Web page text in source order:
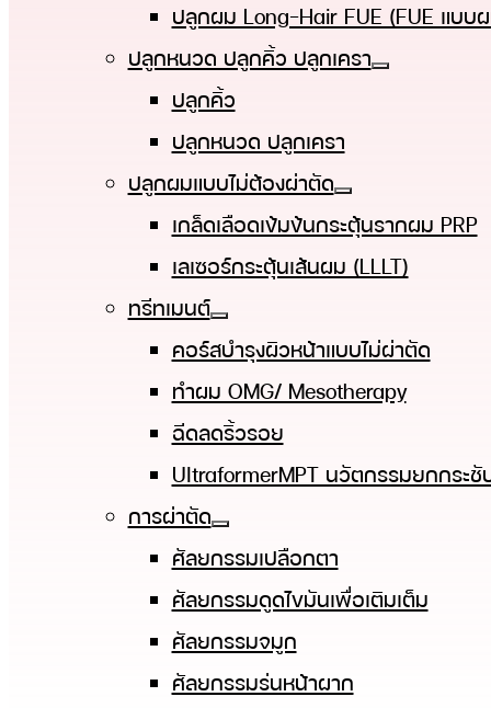
ปลูกผม Long-Hair FUE (FUE แบบ
ปลูกหนวด ปลูกคิ้ว ปลูกเครา
ปลูกคิ้ว
ปลูกหนวด ปลูกเครา
ปลูกผมแบบไม่ต้องผ่าตัด
เกล็ดเลือดเข้มข้นกระตุ้นรากผม PRP
เลเซอร์กระตุ้นเส้นผม (LLLT)
ทรีทเมนต์
คอร์สบำรุงผิวหน้าแบบไม่ผ่าตัด
ทําผม OMG/ Mesotherapy
ฉีดลดริ้วรอย
UltraformerMPT นวัตกรรมยกกระชั
การผ่าตัด
ศัลยกรรมเปลือกตา
ศัลยกรรมดูดไขมันเพื่อเติมเต็ม
ศัลยกรรมจมูก
ศัลยกรรมร่นหน้าผาก